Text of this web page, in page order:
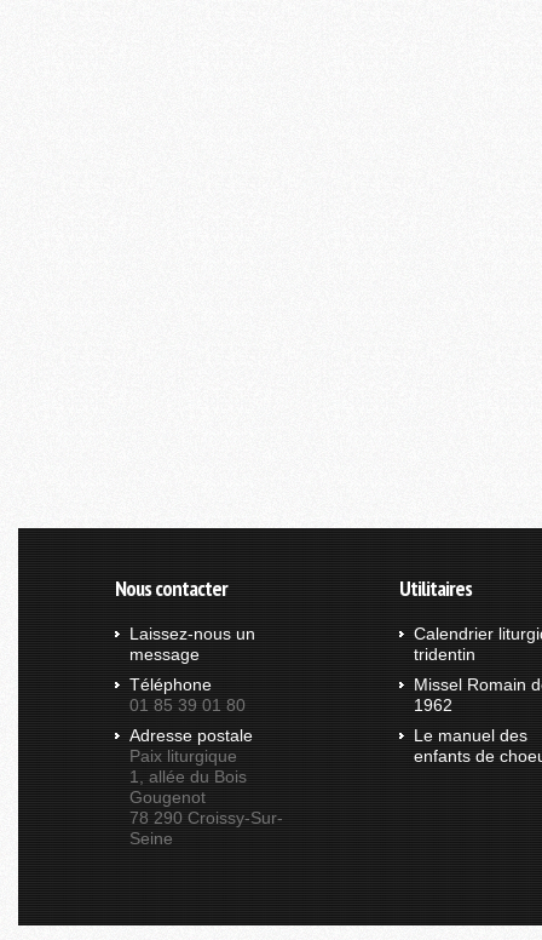
Nous contacter
Laissez-nous un
message
Téléphone
01 85 39 01 80
Adresse postale
Paix liturgique
1, allée du Bois
Gougenot
78 290 Croissy-Sur-
Seine
Utilitaires
Calendrier
tridentin
Missel Romain
1962
Le manuel des
enfants de